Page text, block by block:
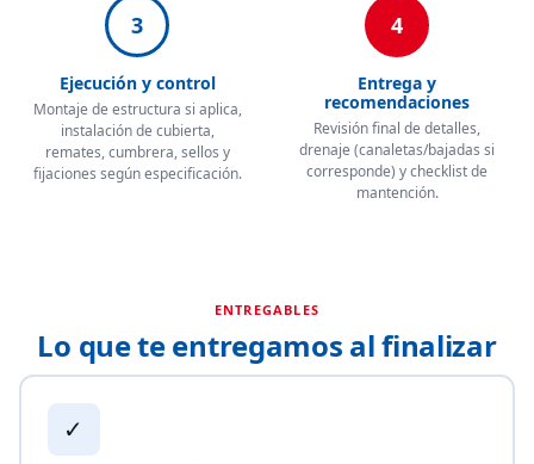
3
Ejecución y control
Montaje de estructura si aplica,
instalación de cubierta,
remates, cumbrera, sellos y
fijaciones según especificación.
4
Entrega y
recomendaciones
Revisión final de detalles,
drenaje (canaletas/bajadas si
corresponde) y checklist de
mantención.
ENTREGABLES
Lo que te entregamos al finalizar
✓